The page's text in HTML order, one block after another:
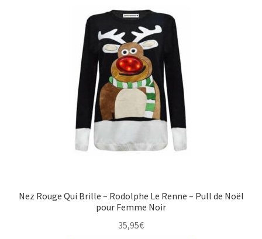
Nez Rouge Qui Brille – Rodolphe Le Renne – Pull de Noël
pour Femme Noir
35,95€